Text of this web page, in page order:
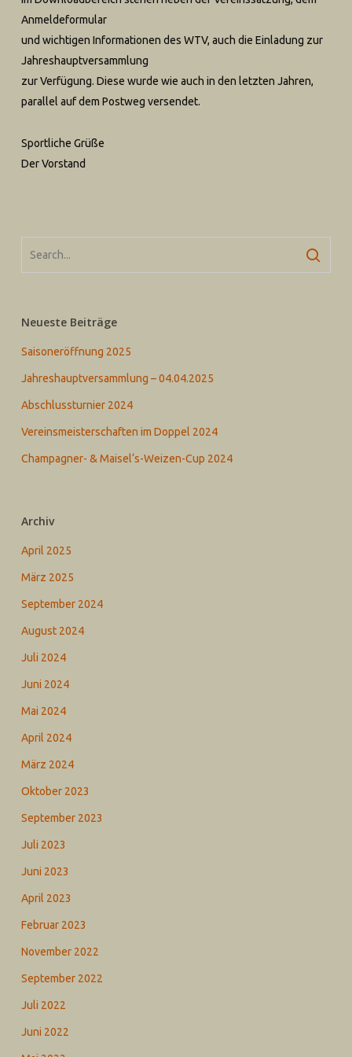
Anmeldeformular
und wichtigen Informationen des WTV, auch die Einladung zur
Jahreshauptversammlung
zur Verfügung. Diese wurde wie auch in den letzten Jahren,
parallel auf dem Postweg versendet.
Sportliche Grüße
Der Vorstand
Neueste Beiträge
Saisoneröffnung 2025
Jahreshauptversammlung – 04.04.2025
Abschlussturnier 2024
Vereinsmeisterschaften im Doppel 2024
Champagner- & Maisel‘s-Weizen-Cup 2024
Archiv
April 2025
März 2025
September 2024
August 2024
Juli 2024
Juni 2024
Mai 2024
April 2024
März 2024
Oktober 2023
September 2023
Juli 2023
Juni 2023
April 2023
Februar 2023
November 2022
September 2022
Juli 2022
Juni 2022